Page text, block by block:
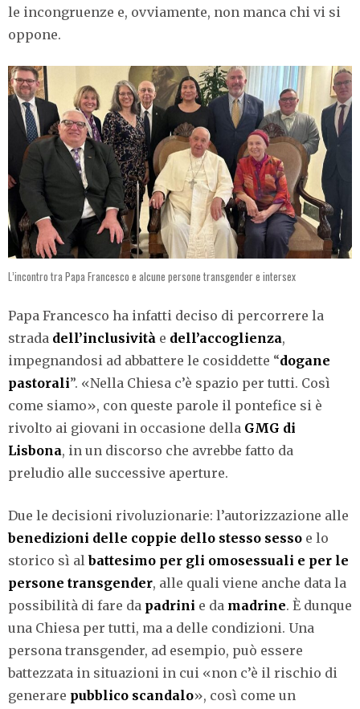
le incongruenze e, ovviamente, non manca chi vi si
oppone.
L’incontro tra Papa Francesco e alcune persone transgender e intersex
Papa Francesco ha infatti deciso di percorrere la
strada dell’inclusività e dell’accoglienza,
impegnandosi ad abbattere le cosiddette “dogane
pastorali”. «Nella Chiesa c’è spazio per tutti. Così
come siamo», con queste parole il pontefice si è
rivolto ai giovani in occasione della GMG di
Lisbona, in un discorso che avrebbe fatto da
preludio alle successive aperture.
Due le decisioni rivoluzionarie: l’autorizzazione alle
benedizioni delle coppie dello stesso sesso e lo
storico sì albattesimo per gli omosessuali e per le
persone transgender, alle quali viene anche data la
possibilità di fare da padrini e da madrine. È dunque
una Chiesa per tutti, ma a delle condizioni. Una
persona transgender, ad esempio, può essere
battezzata in situazioni in cui «non c’è il rischio di
generare pubblico scandalo», così come un